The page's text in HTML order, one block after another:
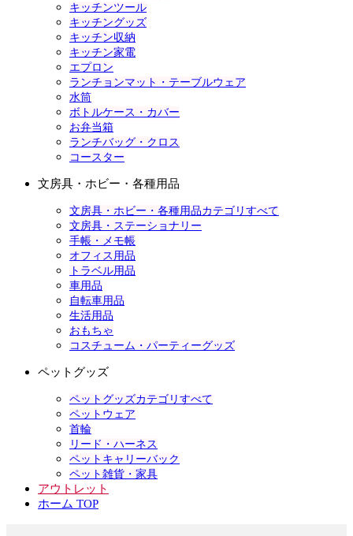
キッチンツール
キッチングッズ
キッチン収納
キッチン家電
エプロン
ランチョンマット・テーブルウェア
水筒
ボトルケース・カバー
お弁当箱
ランチバッグ・クロス
コースター
文房具・ホビー・各種用品
文房具・ホビー・各種用品カテゴリすべて
文房具・ステーショナリー
手帳・メモ帳
オフィス用品
トラベル用品
車用品
自転車用品
生活用品
おもちゃ
コスチューム・パーティーグッズ
ペットグッズ
ペットグッズカテゴリすべて
ペットウェア
首輪
リード・ハーネス
ペットキャリーバック
ペット雑貨・家具
アウトレット
ホーム TOP